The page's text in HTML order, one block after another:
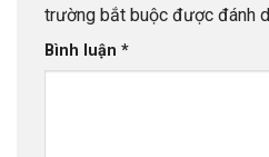
trường bắt buộc được đánh
Bình luận *